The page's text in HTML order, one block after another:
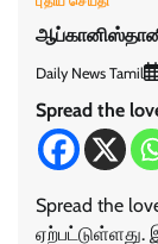
Daily News Tamil
Spread the
Spread the
ஏற்பட்டுள்ளது.